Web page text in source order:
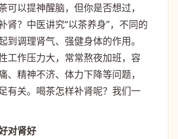
可以提神醒脑，但你是否想过，
肾？中医讲究“以茶养身”，不同的
到调理肾气、强健身体的作用。
工作压力大，常常熬夜加班，容
、精神不济、体力下降等问题，
有关。喝茶怎样补肾呢？我们一
对肾好